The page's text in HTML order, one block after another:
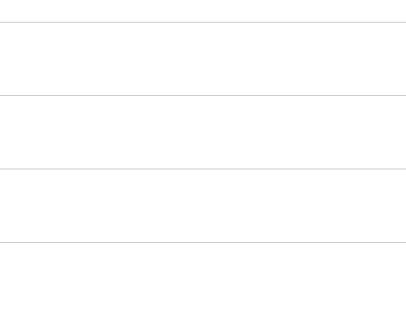
feira, das 08h às 20h.
feira, das 08h às 20h.
de:
cancelamentos, ligue no 0800 762 7777. Atendimento
para Atendimento em Libras)de segunda a sexta-feira,
para sua reclamação, contate a Ouvidoria, mas caso